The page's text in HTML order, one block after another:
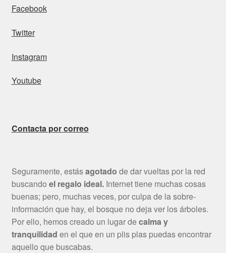
Facebook
Twitter
Instagram
Youtube
Contacta por correo
Seguramente, estásagotado de dar vueltas por la red
buscando el regalo ideal.Internet tiene muchas cosas
buenas; pero, muchas veces, por culpa de la sobre-
información que hay, el bosque no deja ver los árboles.
Por ello, hemos creado un lugar decalma y
tranquilidad en el que en un plis plas puedas encontrar
aquello que buscabas.